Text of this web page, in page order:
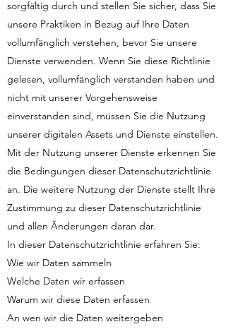
sorgfältig durch und stellen Sie sicher, dass Sie
unsere Praktiken in Bezug auf Ihre Daten
vollumfänglich verstehen, bevor Sie unsere
Dienste verwenden. Wenn Sie diese Richtlinie
gelesen, vollumfänglich verstanden haben und
nicht mit unserer Vorgehensweise
einverstanden sind, müssen Sie die Nutzung
unserer digitalen Assets und Dienste einstellen.
Mit der Nutzung unserer Dienste erkennen Sie
die Bedingungen dieser Datenschutzrichtlinie
an. Die weitere Nutzung der Dienste stellt Ihre
Zustimmung zu dieser Datenschutzrichtlinie
und allen Änderungen daran dar.
In dieser Datenschutzrichtlinie erfahren Sie:
Wie wir Daten sammeln
Welche Daten wir erfassen
Warum wir diese Daten erfassen
An wen wir die Daten weitergeben